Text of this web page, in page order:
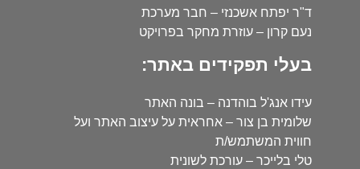
ד"ר יפתח אשכנזי – חבר מערכת
נעם קרון – עוזרת מחקר בפרויקט
בעלי תפקידים באתר:
עידו אנג'ל בוהדנה – בונה האתר
שלומית בן צור – אחראית על עיצוב האתר ועל
חווית המשתמש/ת
טלי בלייכר – עורכת לשונית